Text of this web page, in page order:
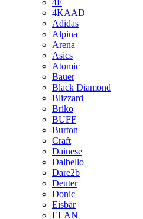
4KAAD
Adidas
Alpina
Arena
Asics
Atomic
Bauer
Black Diamond
Blizzard
Briko
BUFF
Burton
Craft
Dainese
Dalbello
Dare2b
Deuter
Donic
Eisbär
ELAN